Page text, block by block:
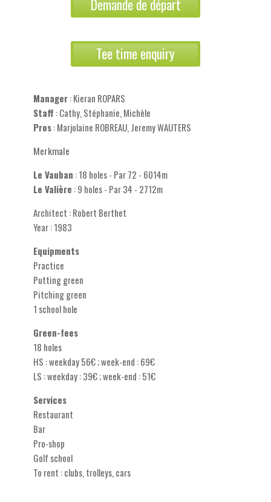
Demande de départ
Tee time enquiry
Manager: Kieran ROPARS
Staff : Cathy, Stéphanie, Michèle
Pros: Marjolaine ROBREAU, Jeremy WAUTERS
Merkmale
Le Vauban : 18 holes - Par 72 - 6014m
Le Valière : 9 holes - Par 34 - 2712m
Architect : Robert Berthet
Year : 1983
Equipments
Practice
Putting green
Pitching green
1 school hole
Green-fees
18 holes
HS : weekday 56€ ; week-end : 69€
LS : weekday : 39€ ; week-end : 51€
Services
Restaurant
Bar
Pro-shop
Golf school
To rent : clubs, trolleys, cars